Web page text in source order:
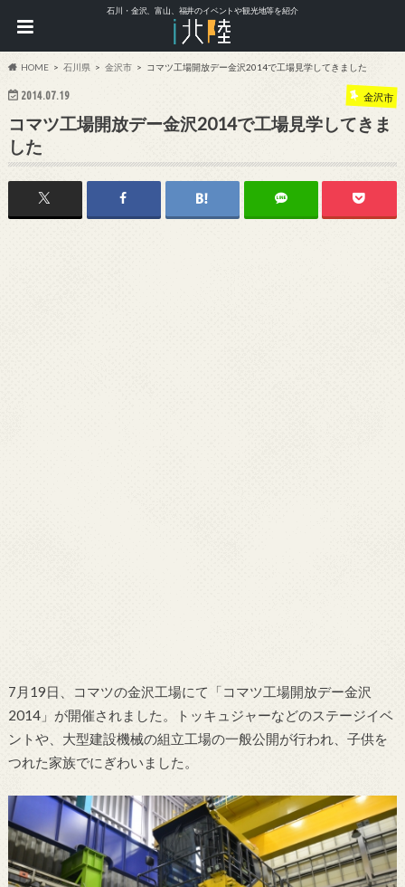
石川・金沢、富山、福井のイベントや観光地等を紹介
HOME 石川県 金沢市 コマツ工場開放デー金沢2014で工場見学してきました
2014.07.19 金沢市
コマツ工場開放デー金沢2014で工場見学してきま
した
7月19日、コマツの金沢工場にて「コマツ工場開放デー金沢
2014」が開催されました。トッキュジャーなどのステージイベ
ントや、大型建設機械の組立工場の一般公開が行われ、子供を
つれた家族でにぎわいました。